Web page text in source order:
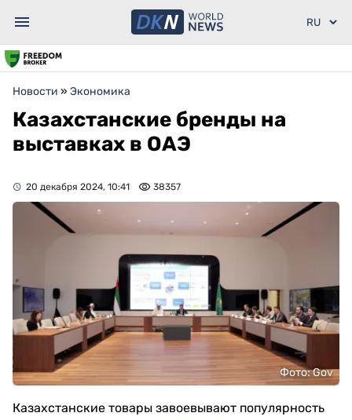
Новости » Экономика
Казахстанские бренды на
выставках в ОАЭ
20 декабря 2024, 10:41 38357
Фото: Gov
Казахстанские товары завоевывают популярность